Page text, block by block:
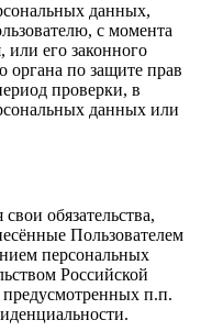
данных,
с момента
или его законного
органа по защите прав
проверки, в
данных или
обязательства,
Пользователем
персональных
Российской
п.п.